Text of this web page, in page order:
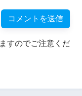
すのでご注意くだ